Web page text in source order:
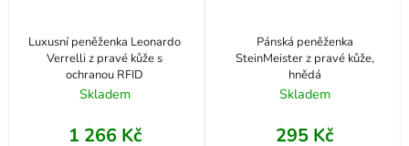
Luxusní peněženka Leonardo
Verrelli z pravé kůže s
ochranou RFID
Skladem
1 266 Kč
Pánská peněženka
SteinMeister z pravé kůže,
hnědá
Skladem
295 Kč